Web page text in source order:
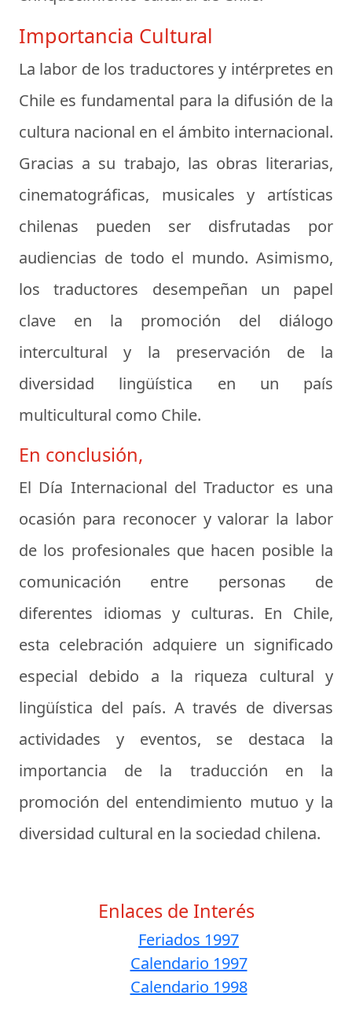
Importancia Cultural
La labor de los traductores y intérpretes en
Chile es fundamental para la difusión de la
cultura nacional en el ámbito internacional.
Gracias a su trabajo, las obras literarias,
cinematográficas, musicales y artísticas
chilenas pueden ser disfrutadas por
audiencias de todo el mundo. Asimismo,
los traductores desempeñan un papel
clave en la promoción del diálogo
intercultural y la preservación de la
diversidad lingüística en un país
multicultural como Chile.
En conclusión,
El Día Internacional del Traductor es una
ocasión para reconocer y valorar la labor
de los profesionales que hacen posible la
comunicación entre personas de
diferentes idiomas y culturas. En Chile,
esta celebración adquiere un significado
especial debido a la riqueza cultural y
lingüística del país. A través de diversas
actividades y eventos, se destaca la
importancia de la traducción en la
promoción del entendimiento mutuo y la
diversidad cultural en la sociedad chilena.
Enlaces de Interés
Feriados 1997
Calendario 1997
Calendario 1998